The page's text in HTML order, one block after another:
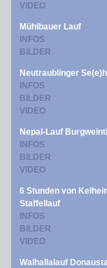
VIDEO
Mühlbauer Lauf
INFOS
BILDER
Neutraublinger
INFOS
BILDER
VIDEO
Nepal-Lauf
INFOS
BILDER
VIDEO
6 Stunden von
Staffellauf
INFOS
BILDER
VIDEO
Walhallalauf